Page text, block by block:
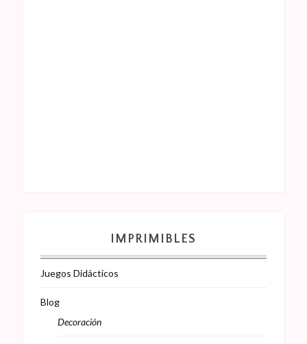
IMPRIMIBLES
Juegos Didácticos
Blog
Decoración